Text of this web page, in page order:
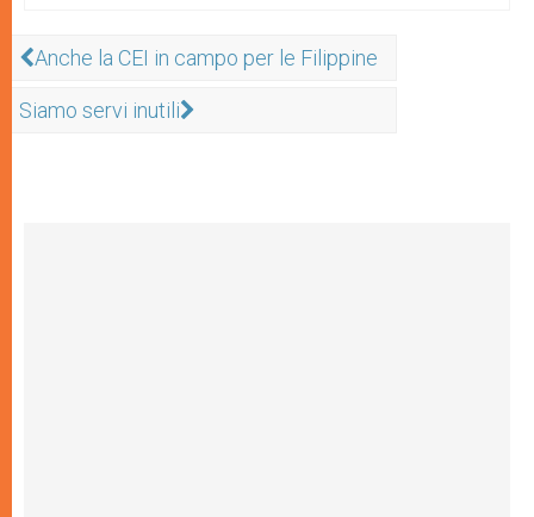
Anche la CEI in campo per le Filippine
Siamo servi inutili